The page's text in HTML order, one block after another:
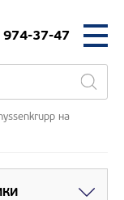
37-47
на